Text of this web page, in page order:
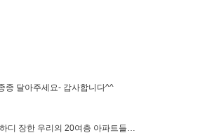
종 달아주세요- 감사합니다^^
디 장한 우리의 20여층 아파트들…